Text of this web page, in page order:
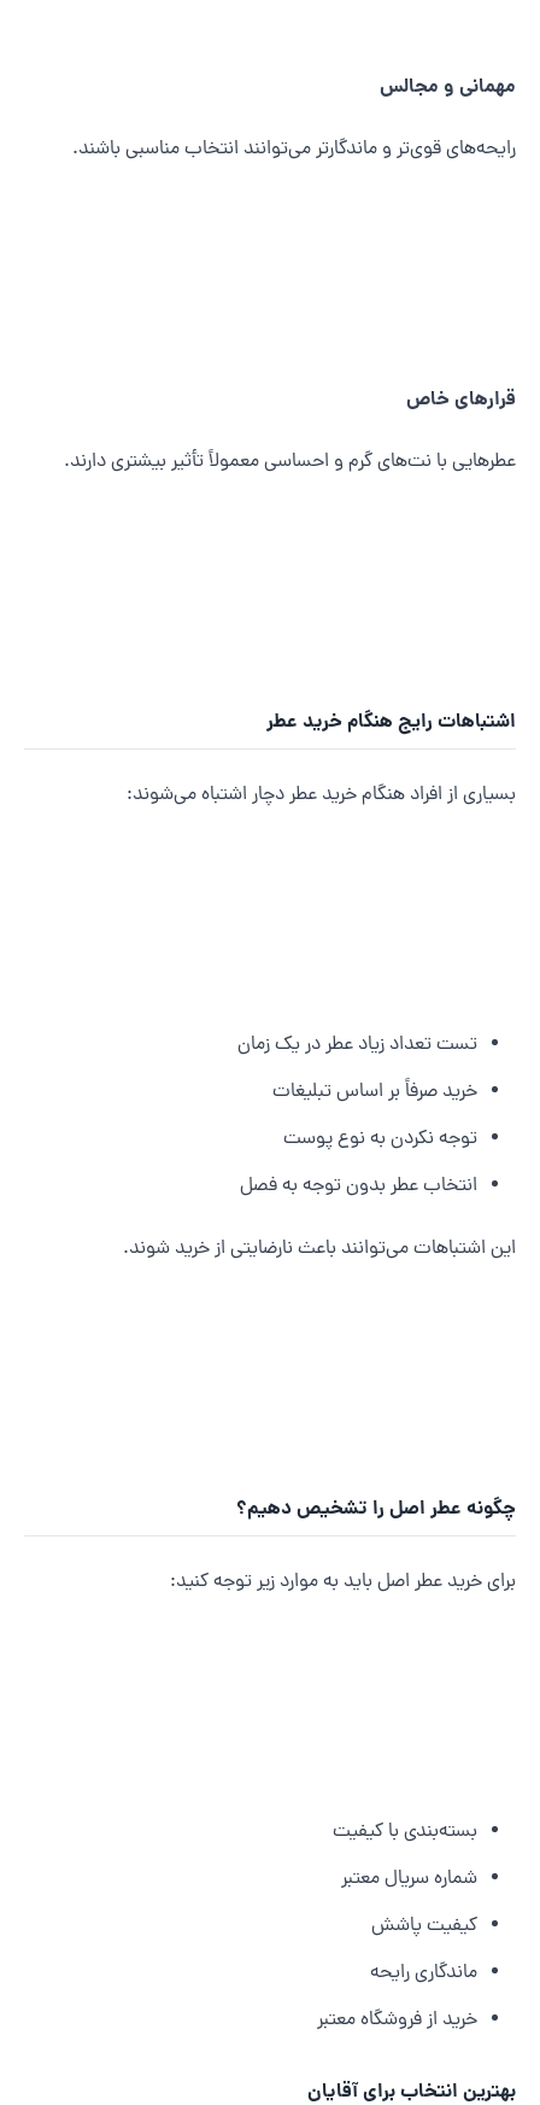
و مجالس
قوی‌تر و ماندگارتر می‌توانند انتخاب مناسبی باشند.
خاص
با نت‌های گرم و احساسی معمولاً تأثیر بیشتری دارند.
رایج هنگام خرید عطر
از افراد هنگام خرید عطر دچار اشتباه می‌شوند:
تست تعداد زیاد عطر در یک زمان
خرید صرفاً بر اساس تبلیغات
توجه نکردن به نوع پوست
انتخاب عطر بدون توجه به فصل
اشتباهات می‌توانند باعث نارضایتی از خرید شوند.
عطر اصل را تشخیص دهیم؟
خرید عطر اصل باید به موارد زیر توجه کنید:
بسته‌بندی با کیفیت
شماره سریال معتبر
کیفیت پاشش
ماندگاری رایحه
خرید از فروشگاه معتبر
انتخاب برای آقایان